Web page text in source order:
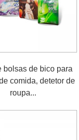
bolsas de bico para
comida, detetor de
roupa...